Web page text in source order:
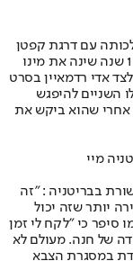
עם דרגת קפטן
פעיל. מנגד בעלה ג'ייק החל את המעבר שלו ולפני 11 שנה שינה את מינו
אדי רדמאיין בסרט
השניים להיפגש
אחרי שהוא ביקש את
מיי
בבריטניה : "זה
יותר שזה יכול
סיפר כי "לקח לי זמן
של חנה. מעולם לא
במסגרת הצבא